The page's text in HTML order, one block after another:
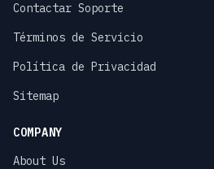
Contactar Soporte
Términos de Servicio
Política de Privacidad
Sitemap
COMPANY
About Us